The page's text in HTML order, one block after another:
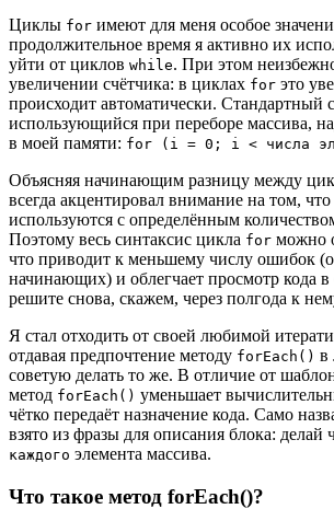
Циклы for имеют для меня особое
продолжительное время я активно их
уйти от циклов while. При этом
увеличении счётчика: в циклах for это
происходит автоматически. Стандартный
использующийся при переборе массива,
в моей памяти: for (i = 0; i < числа
Объясняя начинающим разницу между
всегда акцентировал внимание на том,
используются с определённым
Поэтому весь синтаксис цикла for можно
что приводит к меньшему числу ошибок
начинающих) и облегчает просмотр кода
решите снова, скажем, через полгода к
Я стал отходить от своей любимой
отдавая предпочтение методу forEach() в
советую делать то же. В отличие от
метод forEach() уменьшает
чётко передаёт назначение кода. Само
взято из фразы для описания блока: делай
каждого элемента массива.
Что такое метод forEach()?